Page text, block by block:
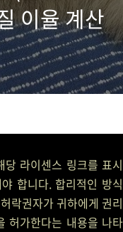
이율 계산
라이센스 링크를 표시
합니다. 합리적인 방식
락권자가 귀하에게 권리
허가한다는 내용을 나타